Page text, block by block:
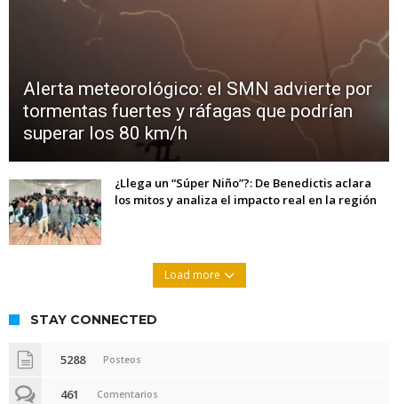
Alerta meteorológico: el SMN advierte por
tormentas fuertes y ráfagas que podrían
superar los 80 km/h
¿Llega un “Súper Niño”?: De Benedictis aclara
los mitos y analiza el impacto real en la región
Load more
STAY CONNECTED
5288 Posteos
461 Comentarios